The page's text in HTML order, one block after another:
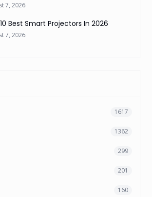
7, 2026
Best Smart Projectors In 2026
7, 2026
1617
1362
299
201
160